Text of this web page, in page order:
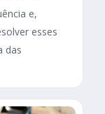
e,
esses
das